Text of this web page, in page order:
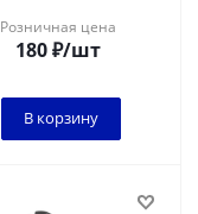
Розничная цена
180₽/шт
В корзину